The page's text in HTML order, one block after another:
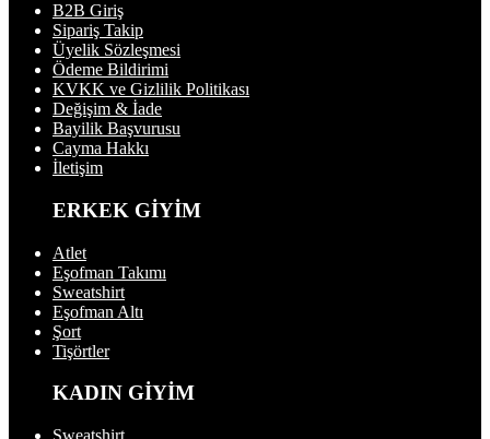
B2B Giriş
Sipariş Takip
Üyelik Sözleşmesi
Ödeme Bildirimi
KVKK ve Gizlilik Politikası
Değişim & İade
Bayilik Başvurusu
Cayma Hakkı
İletişim
ERKEK GİYİM
Atlet
Eşofman Takımı
Sweatshirt
Eşofman Altı
Şort
Tişörtler
KADIN GİYİM